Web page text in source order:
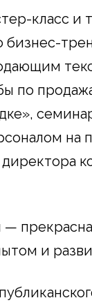
класс и
бизнес-
по
на
и